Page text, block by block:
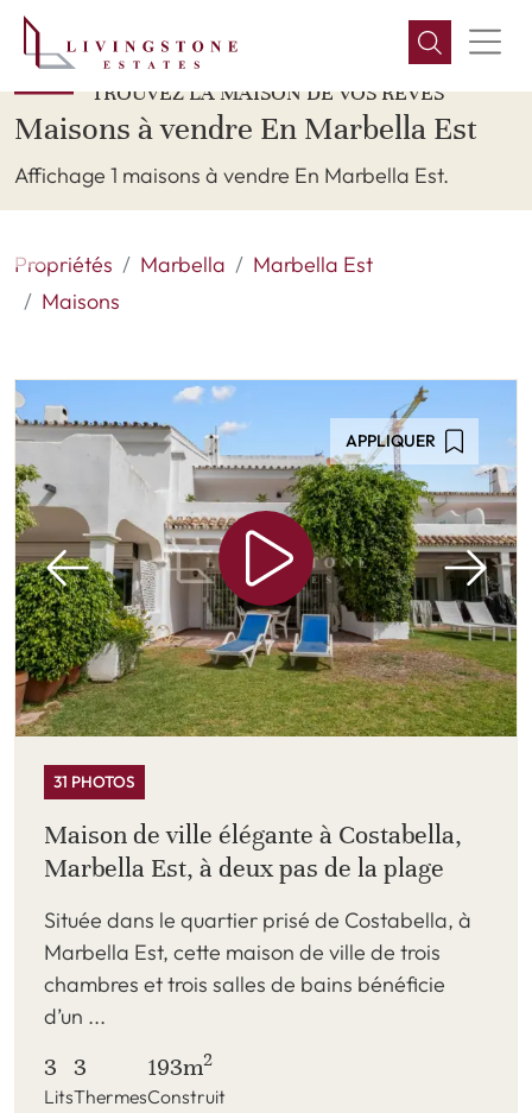
TROUVEZ LA MAISON DE VOS RÊVES
Maisons à vendre En Marbella Est
Affichage 1 maisons à vendre En Marbella Est.
Propriétés Marbella
Marbella Est
Maisons
APPLIQUER
31 PHOTOS
Maison de ville élégante à Costabella,
Marbella Est, à deux pas de la plage
Située dans le quartier prisé de Costabella, à
Marbella Est, cette maison de ville de trois
chambres et trois salles de bains bénéficie
d’un ...
3
Lits
3
Thermes
193m2
Construit